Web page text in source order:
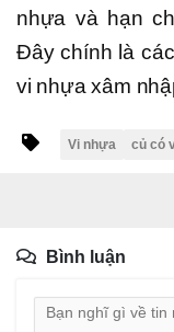
nhựa và hạn
Đây chính là
vi nhựa xâm
Vi nhựa củ có
Bình luận